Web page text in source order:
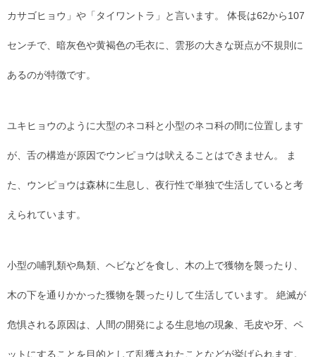
カサゴヒョウ」や「タイワントラ」と言います。 体長は62から107
センチで、暗灰色や黄褐色の毛衣に、雲形の大きな斑点が不規則に
あるのが特徴です。
ユキヒョウのように大型のネコ科と小型のネコ科の間に位置します
が、舌の構造が原因でウンピョウは吠えることはできません。 ま
た、ウンピョウは森林に生息し、夜行性で単独で生活していると考
えられています。
小型の哺乳類や鳥類、ヘビなどを食し、木の上で獲物を襲ったり、
木の下を通りかかった獲物を襲ったりして生活しています。 絶滅が
危惧される原因は、人間の開発による生息地の現象、毛皮や牙、ペ
ットにすることを目的として乱獲されたことなどが挙げられます。